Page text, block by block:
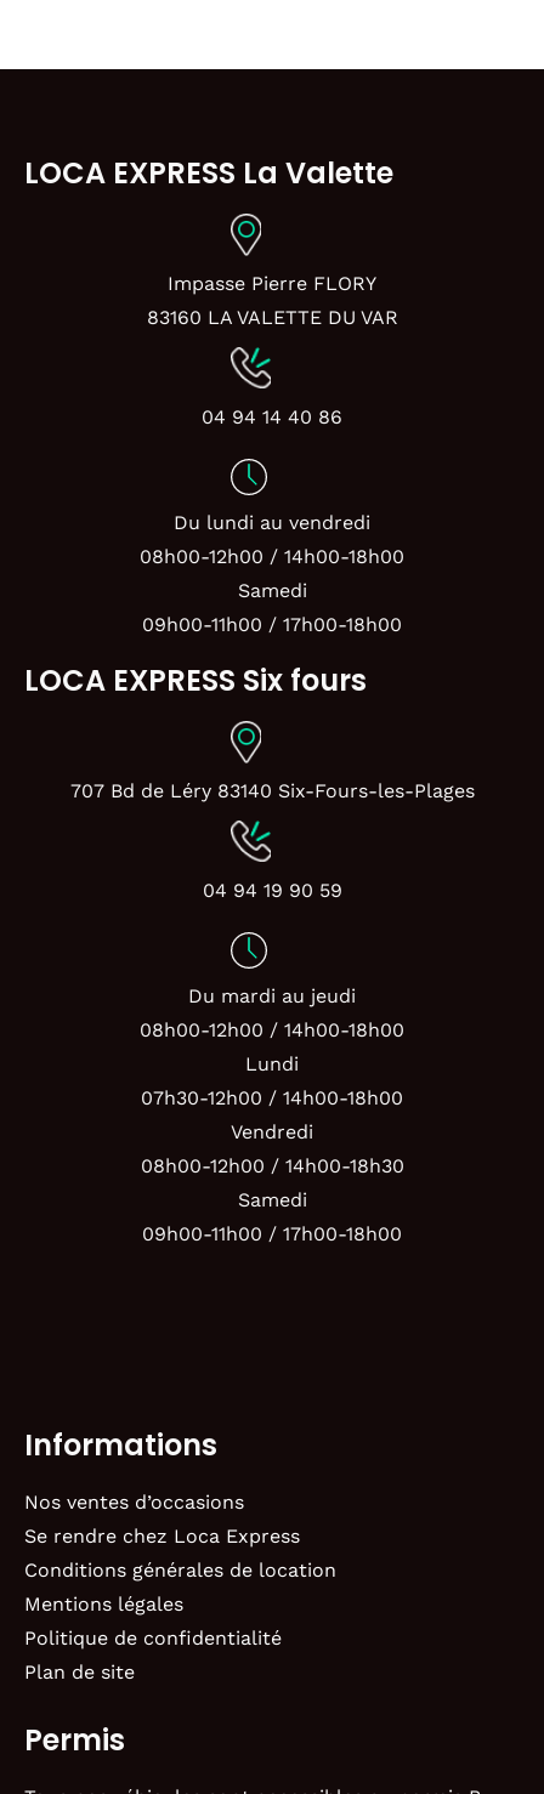
LOCA EXPRESS La Valette
Impasse Pierre FLORY
83160 LA VALETTE DU VAR
04 94 14 40 86
Du lundi au vendredi
08h00-12h00 / 14h00-18h00
Samedi
09h00-11h00 / 17h00-18h00
LOCA EXPRESS Six fours
707 Bd de Léry 83140 Six-Fours-les-Plages
04 94 19 90 59
Du mardi au jeudi
08h00-12h00 / 14h00-18h00
Lundi
07h30-12h00 / 14h00-18h00
Vendredi
08h00-12h00 / 14h00-18h30
Samedi
09h00-11h00 / 17h00-18h00
Informations
Nos ventes d’occasions
Se rendre chez Loca Express
Conditions générales de location
Mentions légales
Politique de confidentialité
Plan de site
Permis